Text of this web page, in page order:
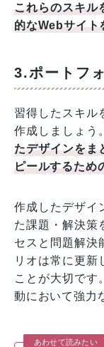
これらのスキル
的なWebサイト
3.ポートフ
習得したスキル
作成しましょう
たデザインをま
ピールするため
作成したデザイ
た課題・解決策
セスと問題解決
リオは常に更新
ことが大切です
動において強力
あわせて読みたい